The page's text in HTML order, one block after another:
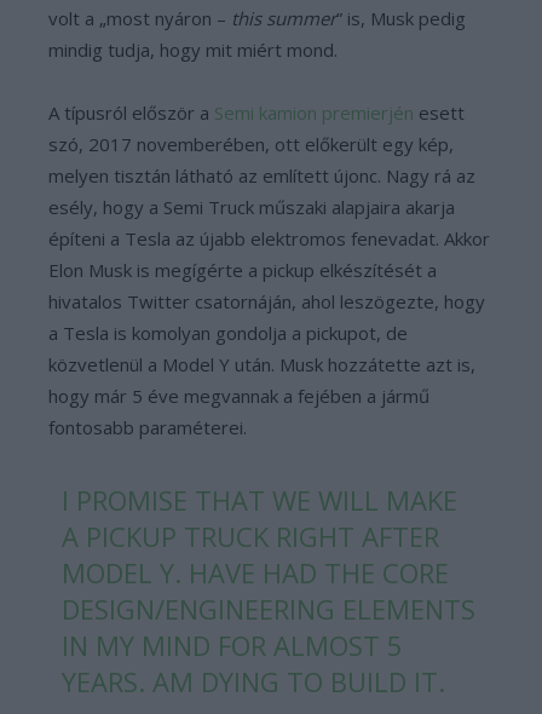
volt a „most nyáron – this summer” is, Musk pedig
mindig tudja, hogy mit miért mond.
A típusról először a Semi kamion premierjén esett
szó, 2017 novemberében, ott előkerült egy kép,
melyen tisztán látható az említett újonc. Nagy rá az
esély, hogy a Semi Truck műszaki alapjaira akarja
építeni a Tesla az újabb elektromos fenevadat. Akkor
Elon Musk is megígérte a pickup elkészítését a
hivatalos Twitter csatornáján, ahol leszögezte, hogy
a Tesla is komolyan gondolja a pickupot, de
közvetlenül a Model Y után. Musk hozzátette azt is,
hogy már 5 éve megvannak a fejében a jármű
fontosabb paraméterei.
I PROMISE THAT WE WILL MAKE
A PICKUP TRUCK RIGHT AFTER
MODEL Y. HAVE HAD THE CORE
DESIGN/ENGINEERING ELEMENTS
IN MY MIND FOR ALMOST 5
YEARS. AM DYING TO BUILD IT.